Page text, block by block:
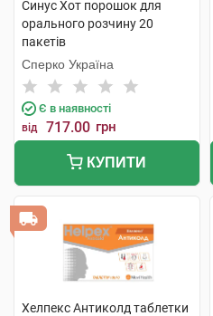
Синус Хот порошок для
орального розчину 20
пакетів
Сперко Україна
Є в наявності
від 717.00 грн
КУПИТИ
Хелпекс Антиколд таблетки